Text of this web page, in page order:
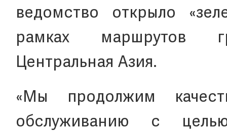
ведомство открыло
рамках маршрутов
Центральная Азия.
«Мы продолжим
обслуживанию с